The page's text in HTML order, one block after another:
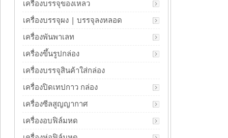
เครื่องบรรจุของเหลว
เครื่องบรรจุผง | บรรจุลงหลอด
เครื่องพันพาเลท
เครื่องขึ้นรูปกล่อง
เครื่องบรรจุสินค้าใส่กล่อง
เครื่องปิดเทปกาว กล่อง
เครื่องซีลสูญญากาศ
เครื่องอบฟิล์มหด